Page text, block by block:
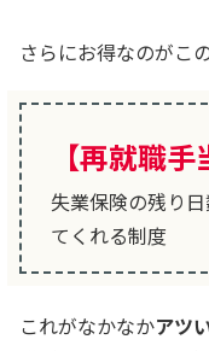
さらにお得なのがこ
【再就職手
失業保険の残り
てくれる制度
これがなかなかアツ